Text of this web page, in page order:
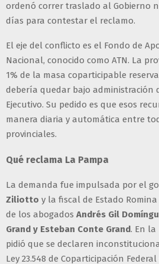
ordenó correr traslado al Gobierno
días para contestar el reclamo.
El eje del conflicto es el Fondo de
Nacional, conocido como ATN. La
1% de la masa coparticipable
debería quedar bajo administración
Ejecutivo. Su pedido es que esos
manera diaria y automática entre
provinciales.
Qué reclama La Pampa
La demanda fue impulsada por el
Ziliotto y la fiscal de Estado
de los abogados Andrés Gil
Grand y Esteban Conte Grand. En la
pidió que se declaren
Ley 23.548 de Coparticipación